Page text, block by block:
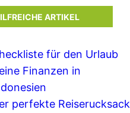
ARTIKEL
für den Urlaub
Finanzen in
perfekte Reiserucksack